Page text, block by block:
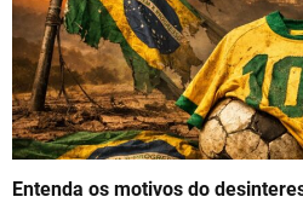
Entenda os motivos do